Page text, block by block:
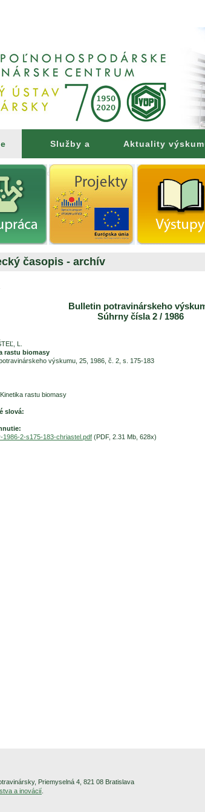
Služby a
poradenstvo
Aktuality
časopis - archív
Bulletin potravinárskeho
Súhrny čísla 2 / 1986
L.
rastu biomasy
výskumu, 25, 1986, č. 2, s. 175-183
Kinetika rastu biomasy
slová:
1986-2-s175-183-chriastel.pdf (PDF, 2.31 Mb, 628x)
Priemyselná 4, 821 08 Bratislava
a inovácií